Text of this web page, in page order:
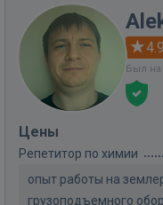
4.9
Был на
Цены
Репетитор по химии
опыт работы на
грузоподъемного